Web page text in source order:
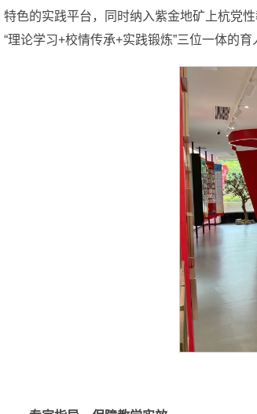
特色的实践平台，同时纳入紫金地矿上杭党
“理论学习+校情传承+实践锻炼”三位一体的